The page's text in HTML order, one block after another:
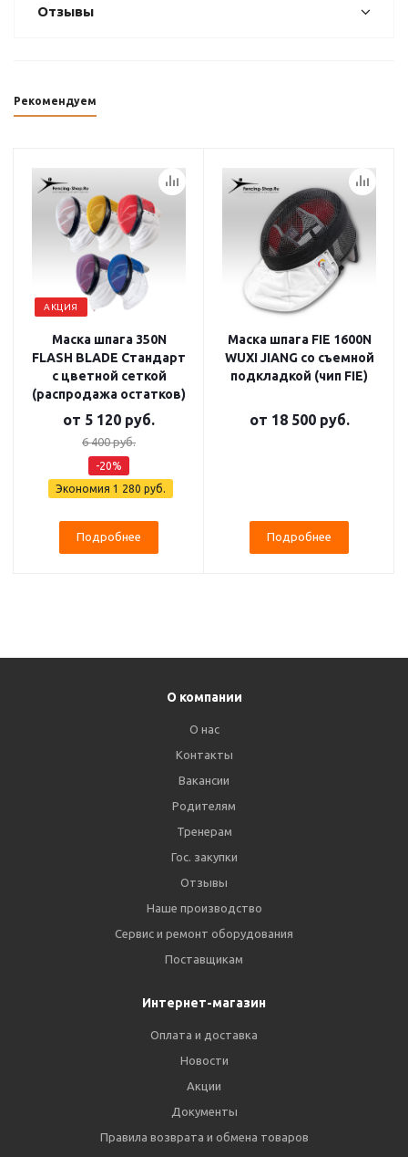
Отзывы
Рекомендуем
АКЦИЯ
Маска шпага 350N
FLASH BLADE Стандарт
с цветной сеткой
(распродажа остатков)
от 5 120 руб.
6 400 руб.
-20%
Экономия 1 280 руб.
Подробнее
Маска шпага FIE 1600N
WUXI JIANG со съемной
подкладкой (чип FIE)
от 18 500 руб.
Подробнее
О компании
О нас
Контакты
Вакансии
Родителям
Тренерам
Гос. закупки
Отзывы
Наше производство
Сервис и ремонт оборудования
Поставщикам
Интернет-магазин
Оплата и доставка
Новости
Акции
Документы
Правила возврата и обмена товаров